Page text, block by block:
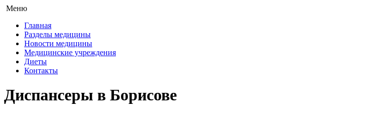
Меню
Главная
Разделы медицины
Новости медицины
Медицинские учреждения
Диеты
Контакты
Диспансеры в Борисове